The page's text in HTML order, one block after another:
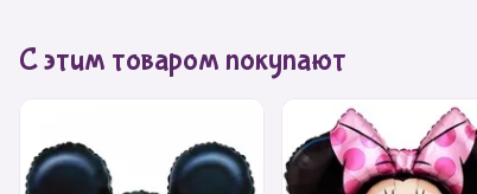
С этим товаром покупают